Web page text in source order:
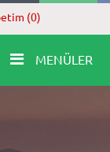
(0)
MENÜLER